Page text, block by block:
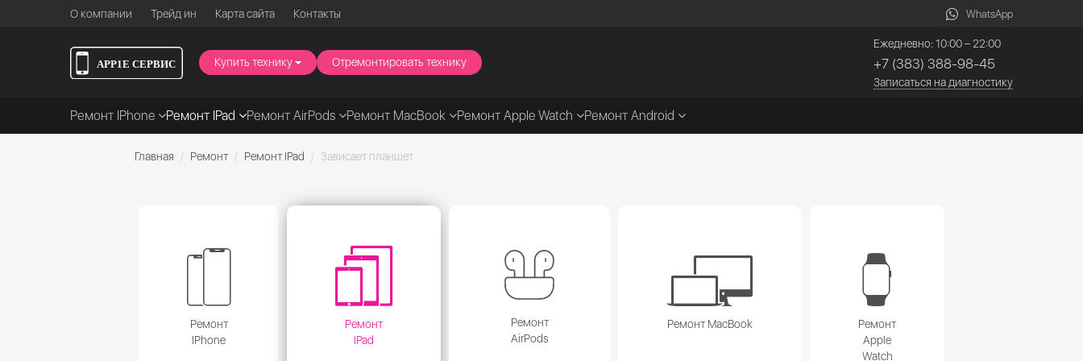
О компании Трейд ин Карта сайта Контакты WhatsApp
Купить технику Отремонтировать технику
Ежедневно: 10:00 – 22:00
+7 (383) 388-98-45
Записаться на диагностику
Ремонт IPhone Ремонт IPad Ремонт AirPods Ремонт MacBook Ремонт Apple Watch Ремонт Android
Главная Ремонт Ремонт IPad Зависает планшет
Ремонт
IPhone
Ремонт
IPad
Ремонт
AirPods
Ремонт MacBook
Ремонт
Apple
Watch